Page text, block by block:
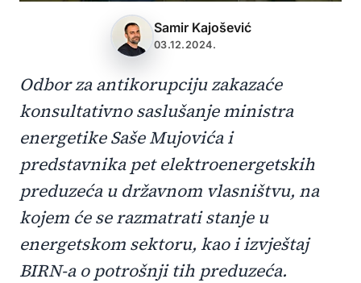
Samir Kajošević
03.12.2024.
Odbor za antikorupciju zakazaće
konsultativno saslušanje ministra
energetike Saše Mujovića i
predstavnika pet elektroenergetskih
preduzeća u državnom vlasništvu, na
kojem će se razmatrati stanje u
energetskom sektoru, kao i izvještaj
BIRN-a o potrošnji tih preduzeća.